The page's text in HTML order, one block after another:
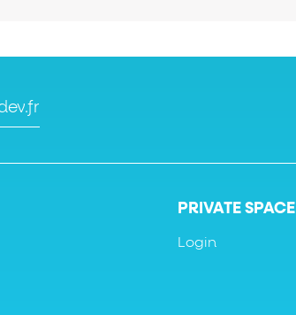
PRIVATE SPACE
Login